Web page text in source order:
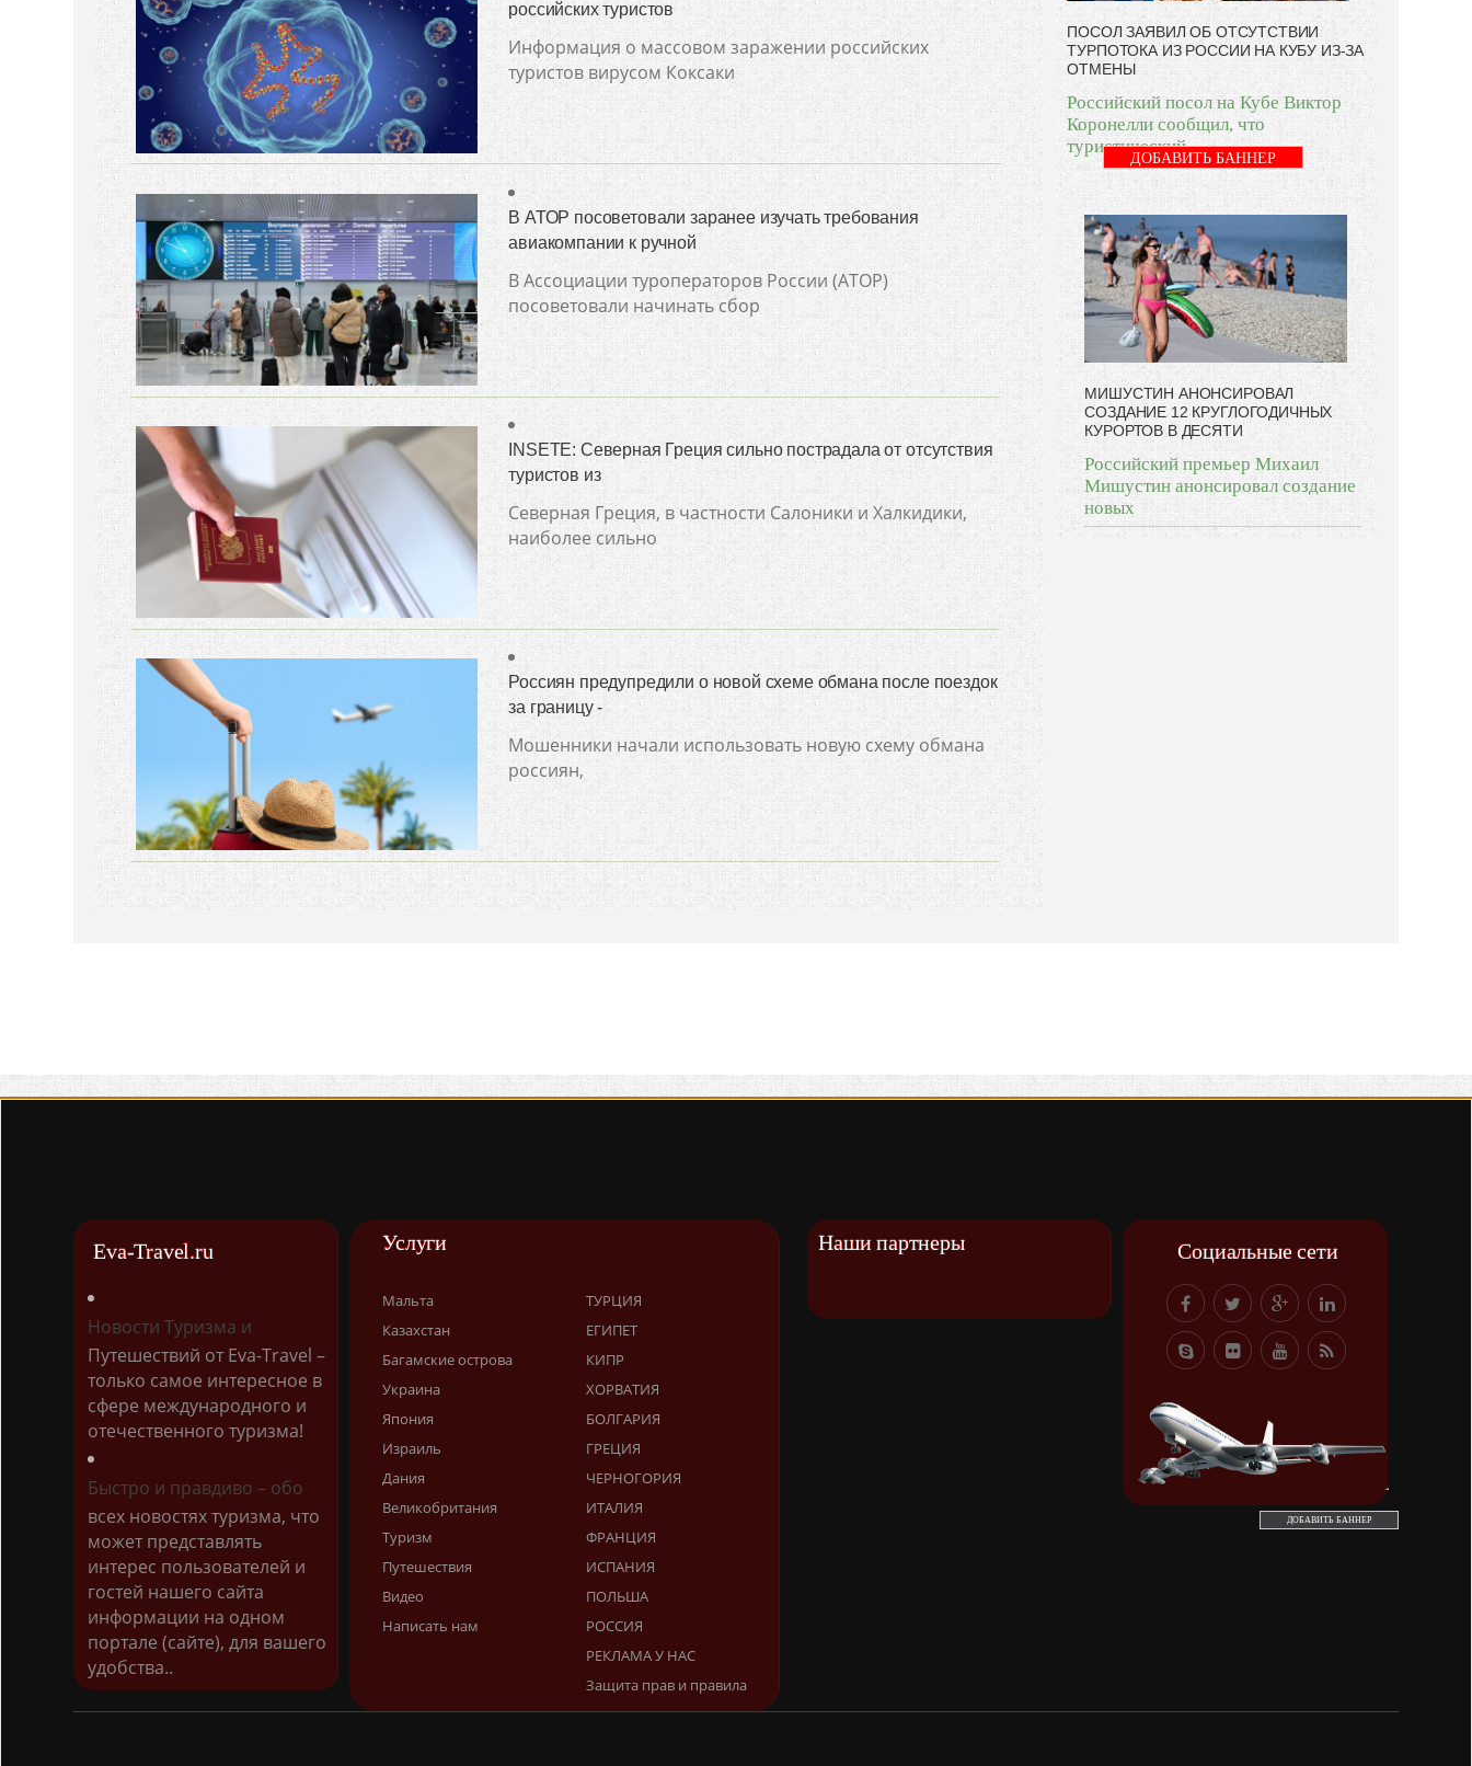
российских туристов
Информация о массовом заражении российских
туристов вирусом Коксаки
В АТОР посоветовали заранее изучать требования
авиакомпании к ручной
В Ассоциации туроператоров России (АТОР)
посоветовали начинать сбор
INSETE: Северная Греция сильно пострадала от отсутствия
туристов из
Северная Греция, в частности Салоники и Халкидики,
наиболее сильно
Россиян предупредили о новой схеме обмана после поездок
за границу -
Мошенники начали использовать новую схему обмана
россиян,
ПОСОЛ ЗАЯВИЛ ОБ ОТСУТСТВИИ
ТУРПОТОКА ИЗ РОССИИ НА КУБУ ИЗ-ЗА
ОТМЕНЫ
Российский посол на Кубе Виктор
Коронелли сообщил, что
туристический
ДОБАВИТЬ БАННЕР
МИШУСТИН АНОНСИРОВАЛ
СОЗДАНИЕ 12 КРУГЛОГОДИЧНЫХ
КУРОРТОВ В ДЕСЯТИ
Российский премьер Михаил
Мишустин анонсировал создание
новых
Eva-Travel.ru
Новости Туризма и
Путешествий от Eva-Travel –
только самое интересное в
сфере международного и
отечественного туризма!
Быстро и правдиво – обо
всех новостях туризма, что
может представлять
интерес пользователей и
гостей нашего сайта
информации на одном
портале (сайте), для вашего
удобства..
Услуги
Мальта
Казахстан
Багамские острова
Украина
Япония
Израиль
Дания
Великобритания
Туризм
Путешествия
Видео
Написать нам
ТУРЦИЯ
ЕГИПЕТ
КИПР
ХОРВАТИЯ
БОЛГАРИЯ
ГРЕЦИЯ
ЧЕРНОГОРИЯ
ИТАЛИЯ
ФРАНЦИЯ
ИСПАНИЯ
ПОЛЬША
РОССИЯ
РЕКЛАМА У НАС
Защита прав и правила
Наши партнеры Социальные сети
ДОБАВИТЬ БАННЕР